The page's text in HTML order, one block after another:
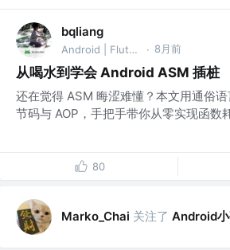
bqliang
Android | Flutter · 8月前
从喝水到学会 Android ASM 插桩
还在觉得 ASM 晦涩难懂？本文用通俗
节码与 AOP，手把手带你从零实现函数
80
Marko_Chai 关注了 Android